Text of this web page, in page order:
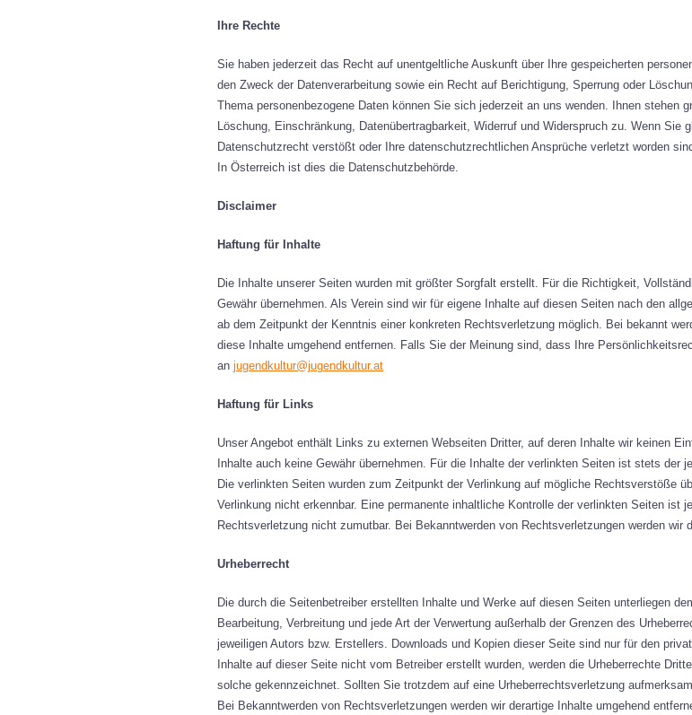
Ihre Rechte
Sie haben jederzeit das Recht auf unentgeltliche Auskunft über Ihre gespeicherten
den Zweck der Datenverarbeitung sowie ein Recht auf Berichtigung, Sperrung oder
Thema personenbezogene Daten können Sie sich jederzeit an uns wenden. Ihnen stehen
Löschung, Einschränkung, Datenübertragbarkeit, Widerruf und Widerspruch zu. Wenn Sie
Datenschutzrecht verstößt oder Ihre datenschutzrechtlichen Ansprüche verletzt worden
In Österreich ist dies die Datenschutzbehörde.
Disclaimer
Haftung für Inhalte
Die Inhalte unserer Seiten wurden mit größter Sorgfalt erstellt. Für die Richtigkeit,
Gewähr übernehmen. Als Verein sind wir für eigene Inhalte auf diesen Seiten nach den
ab dem Zeitpunkt der Kenntnis einer konkreten Rechtsverletzung möglich. Bei bekannt
diese Inhalte umgehend entfernen. Falls Sie der Meinung sind, dass Ihre
an jugendkultur@jugendkultur.at
Haftung für Links
Unser Angebot enthält Links zu externen Webseiten Dritter, auf deren Inhalte wir keinen
Inhalte auch keine Gewähr übernehmen. Für die Inhalte der verlinkten Seiten ist stets der
Die verlinkten Seiten wurden zum Zeitpunkt der Verlinkung auf mögliche Rechtsverstöße
Verlinkung nicht erkennbar. Eine permanente inhaltliche Kontrolle der verlinkten Seiten ist
Rechtsverletzung nicht zumutbar. Bei Bekanntwerden von Rechtsverletzungen werden wir
Urheberrecht
Die durch die Seitenbetreiber erstellten Inhalte und Werke auf diesen Seiten unterliegen
Bearbeitung, Verbreitung und jede Art der Verwertung außerhalb der Grenzen des
jeweiligen Autors bzw. Erstellers. Downloads und Kopien dieser Seite sind nur für den
Inhalte auf dieser Seite nicht vom Betreiber erstellt wurden, werden die Urheberrechte
solche gekennzeichnet. Sollten Sie trotzdem auf eine Urheberrechtsverletzung
Bei Bekanntwerden von Rechtsverletzungen werden wir derartige Inhalte umgehend